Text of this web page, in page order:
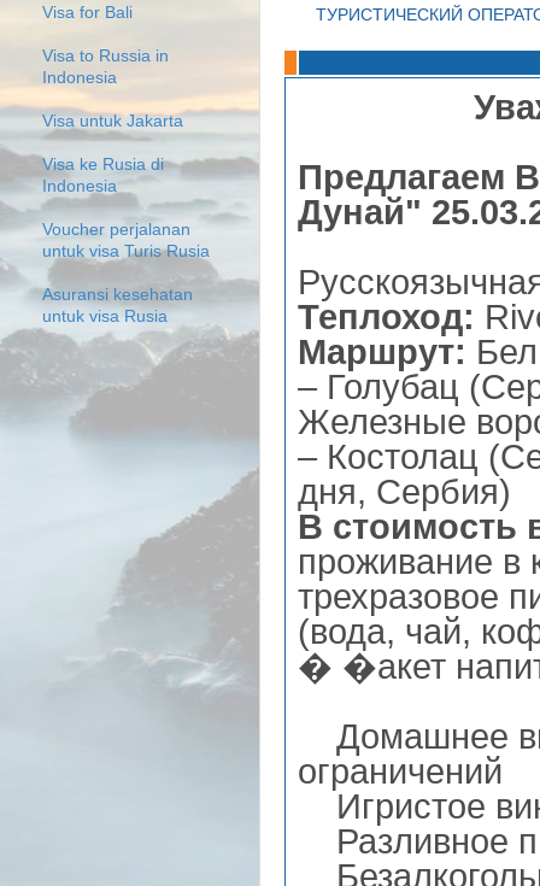
ТУРИСТИЧЕСКИЙ
Предлагаем
Дунай"
Теплоход:
Маршрут:
– Голубац
Железные
– Костолац
дня, Сербия)
В стоимость
проживание в
трехразовое
(вода, чай,
� �акет
Домашнее
ограничений
Игристое
Разливное
Visa for Bali
Visa to Russia in
Indonesia
Visa untuk Jakarta
Visa ke Rusia di
Indonesia
Voucher perjalanan
untuk visa Turis Rusia
Asuransi kesehatan
untuk visa Rusia